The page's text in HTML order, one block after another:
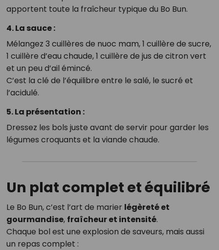
apportent toute la fraîcheur typique du Bo Bun.
4.La sauce :
Mélangez 3 cuillères de nuoc mam, 1 cuillère de sucre,
1 cuillère d’eau chaude, 1 cuillère de jus de citron vert
et un peu d’ail émincé.
C’est la clé de l’équilibre entre le salé, le sucré et
l’acidulé.
5.La présentation :
Dressez les bols juste avant de servir pour garder les
légumes croquants et la viande chaude.
Un plat complet et équilibré
Le Bo Bun, c’est l’art de marier légèreté et
gourmandise, fraîcheur et intensité.
Chaque bol est une explosion de saveurs, mais aussi
un repas complet :